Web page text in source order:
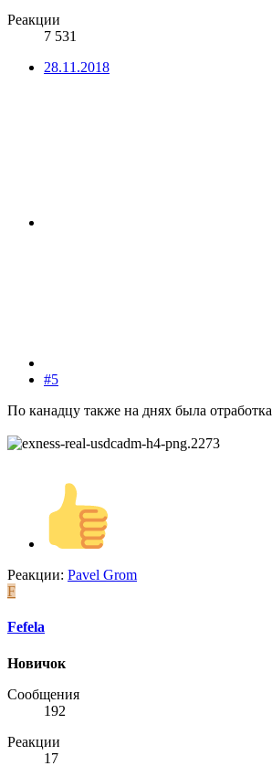
Реакции
7 531
28.11.2018
#5
По канадцу также на днях была отработка
Реакции: Pavel Grom
F
Fefela
Новичок
Сообщения
192
Реакции
17